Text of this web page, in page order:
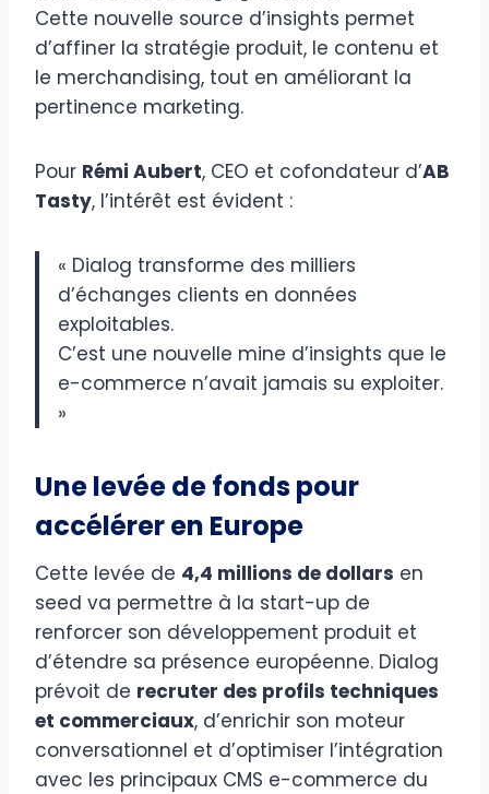
Cette nouvelle source d’insights permet
d’affiner la stratégie produit, le contenu et
le merchandising, tout en améliorant la
pertinence marketing.
Pour Rémi Aubert, CEO et cofondateur d’AB
Tasty, l’intérêt est évident :
« Dialog transforme des milliers
d’échanges clients en données
exploitables.
C’est une nouvelle mine d’insights que le
e-commerce n’avait jamais su exploiter.
»
Une levée de fonds pour
accélérer en Europe
Cette levée de 4,4 millions de dollars en
seed va permettre à la start-up de
renforcer son développement produit et
d’étendre sa présence européenne. Dialog
prévoit de recruter des profils techniques
et commerciaux, d’enrichir son moteur
conversationnel et d’optimiser l’intégration
avec les principaux CMS e-commerce du